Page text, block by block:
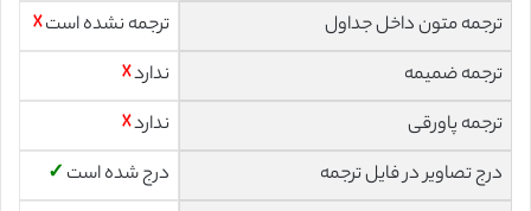
ترجمه متون داخل جداول
ترجمه نشده است☓
ترجمه ضمیمه
ندارد☓
ترجمه پاورقی
ندارد☓
درج تصاویر در فایل ترجمه
درج شده است ✓